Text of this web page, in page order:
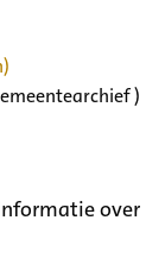
)
over